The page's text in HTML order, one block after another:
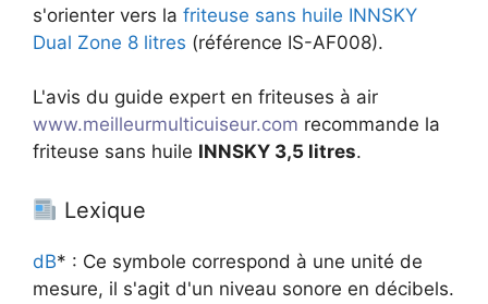
s'orienter vers la friteuse sans huile INNSKY
Dual Zone 8 litres (référence IS-AF008).
L'avis du guide expert en friteuses à air
www.meilleurmulticuiseur.com recommande la
friteuse sans huile INNSKY 3,5 litres.
Lexique
dB* : Ce symbole correspond à une unité de
mesure, il s'agit d'un niveau sonore en décibels.